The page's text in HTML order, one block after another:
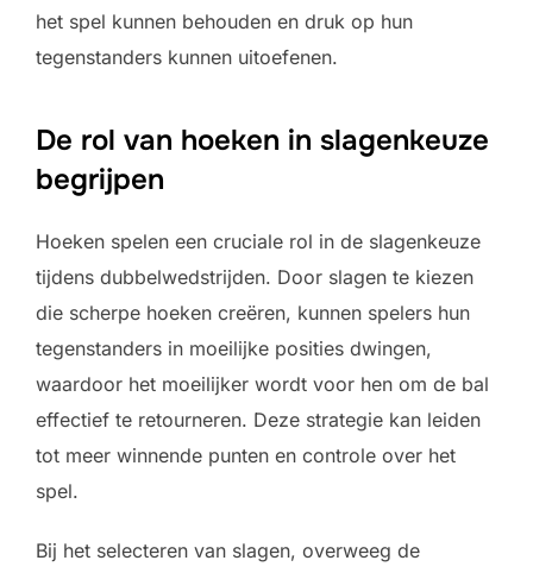
het spel kunnen behouden en druk op hun
tegenstanders kunnen uitoefenen.
De rol van hoeken in slagenkeuze
begrijpen
Hoeken spelen een cruciale rol in de slagenkeuze
tijdens dubbelwedstrijden. Door slagen te kiezen
die scherpe hoeken creëren, kunnen spelers hun
tegenstanders in moeilijke posities dwingen,
waardoor het moeilijker wordt voor hen om de bal
effectief te retourneren. Deze strategie kan leiden
tot meer winnende punten en controle over het
spel.
Bij het selecteren van slagen, overweeg de